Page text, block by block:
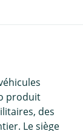
produit
des
Le siège